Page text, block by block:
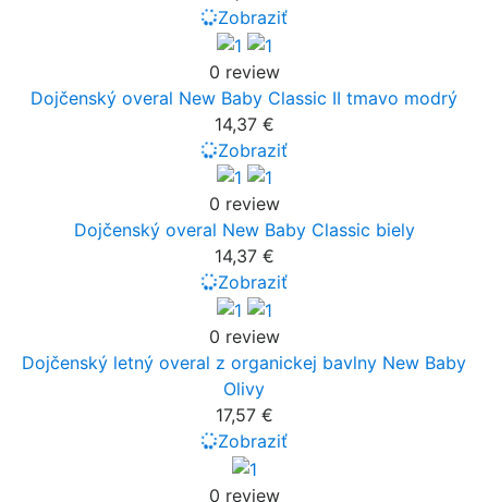
Zobraziť
0 review
Dojčenský overal New Baby Classic II tmavo modrý
14,37 €
Zobraziť
0 review
Dojčenský overal New Baby Classic biely
14,37 €
Zobraziť
0 review
Dojčenský letný overal z organickej bavlny New Baby
Olivy
17,57 €
Zobraziť
0 review